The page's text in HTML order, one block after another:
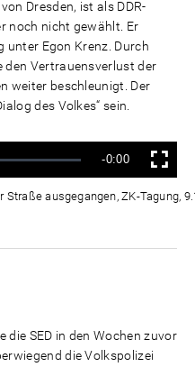
Dresden, ist als DDR-
noch nicht gewählt. Er
unter Egon Krenz. Durch
den Vertrauensverlust der
weiter beschleunigt. Der
des Volkes“ sein.
Verbleibende
Zeit
-0:00 Vollbild
ausgegangen, ZK-Tagung,
die SED in den Wochen zuvor
die Volkspolizei